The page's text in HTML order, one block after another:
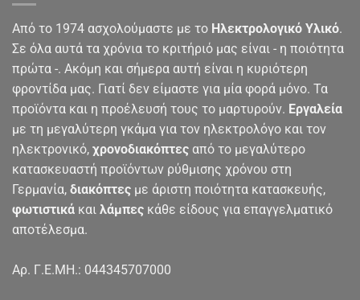
Από το 1974 ασχολούμαστε με το Ηλεκτρολογικό Υλικό.
Σε όλα αυτά τα χρόνια το κριτήριό μας είναι - η ποιότητα
πρώτα -. Ακόμη και σήμερα αυτή είναι η κυριότερη
φροντίδα μας. Γιατί δεν είμαστε για μία φορά μόνο. Τα
προϊόντα και η προέλευσή τους το μαρτυρούν. Εργαλεία
με τη μεγαλύτερη γκάμα για τον ηλεκτρολόγο και τον
ηλεκτρονικό, χρονοδιακόπτες από το μεγαλύτερο
κατασκευαστή προϊόντων ρύθμισης χρόνου στη
Γερμανία, διακόπτες με άριστη ποιότητα κατασκευής,
φωτιστικά και λάμπες κάθε είδους για επαγγελματικό
αποτέλεσμα.
Αρ. Γ.Ε.ΜΗ.: 044345707000